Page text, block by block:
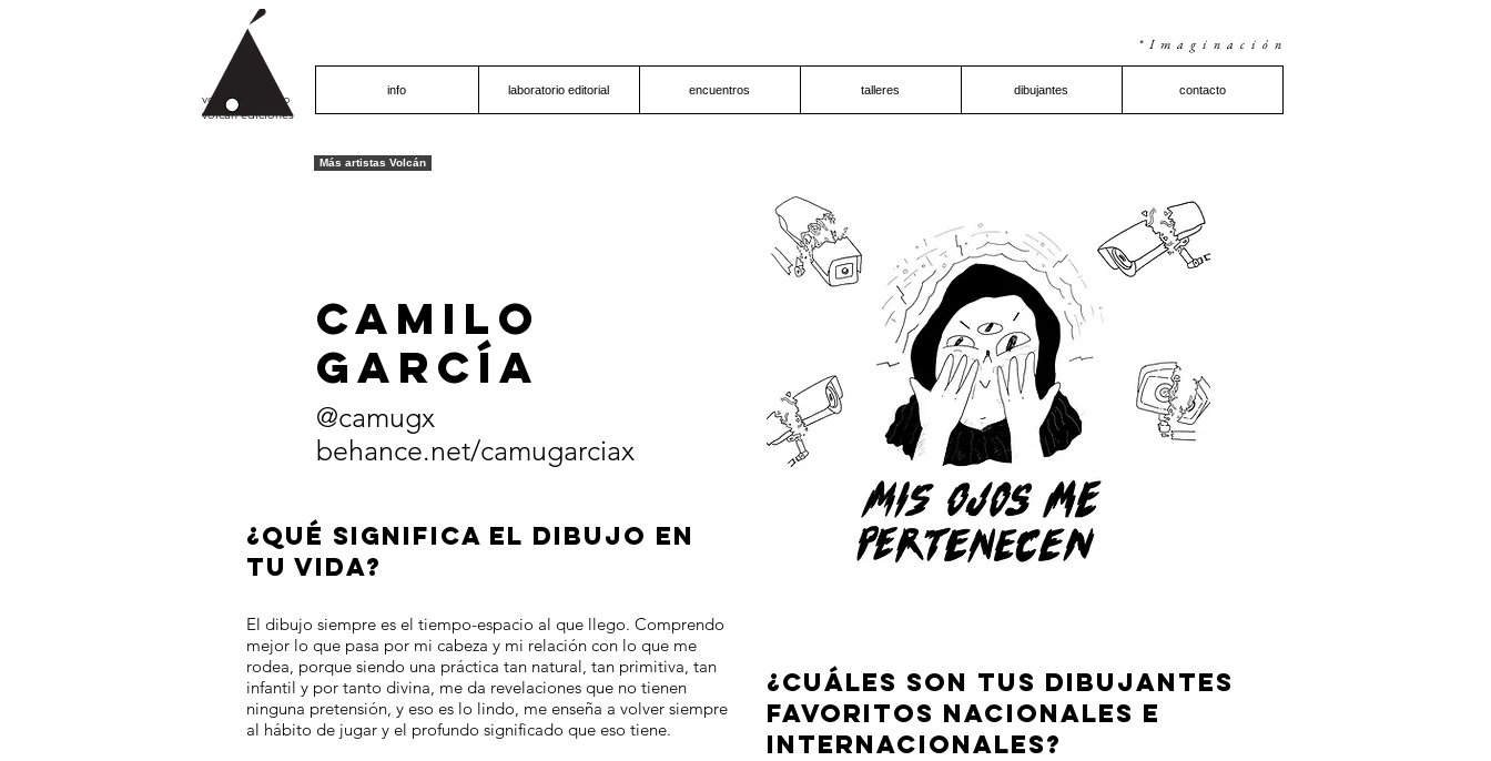
info laboratorio editorial encuentros talleres dibujantes contacto
*Imaginación
Más artistas Volcán
CAMILO
GARCÍA
@camugx
behance.net/camugarciax
¿QUÉ SIGNIFICA EL DIBUJO EN
TU VIDA?
El dibujo siempre es el tiempo-espacio al que llego. Comprendo
mejor lo que pasa por mi cabeza y mi relación con lo que me
rodea, porque siendo una práctica tan natural, tan primitiva, tan
infantil y por tanto divina, me da revelaciones que no tienen
ninguna pretensión, y eso es lo lindo, me enseña a volver siempre
al hábito de jugar y el profundo significado que eso tiene.
¿CUÁLES SON TUS DIBUJANTES
FAVORITOS NACIONALES E
INTERNACIONALES?
volcán proyecto
volcán ediciones